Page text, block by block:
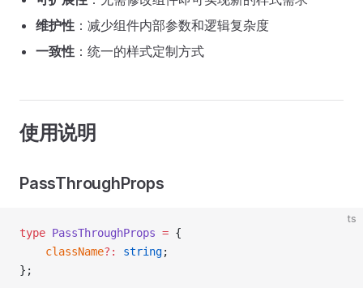
维护性 ：减少组件内部参数和逻辑复杂度
一致性 ：统一的样式定制方式
使用说明
PassThroughProps
ts
type PassThroughProps = {
	className
?: string;
};